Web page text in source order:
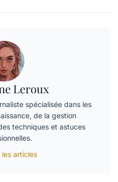
Leroux
spécialisée dans les
de la gestion
techniques et astuces
les articles